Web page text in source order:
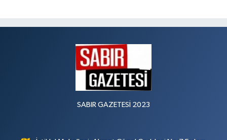
SABIR GAZETESİ 2023